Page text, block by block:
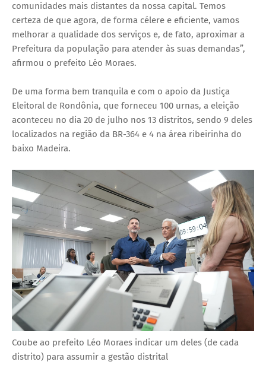
comunidades mais distantes da nossa capital. Temos
certeza de que agora, de forma célere e eficiente, vamos
melhorar a qualidade dos serviços e, de fato, aproximar a
Prefeitura da população para atender às suas demandas”,
afirmou o prefeito Léo Moraes.
De uma forma bem tranquila e com o apoio da Justiça
Eleitoral de Rondônia, que forneceu 100 urnas, a eleição
aconteceu no dia 20 de julho nos 13 distritos, sendo 9 deles
localizados na região da BR-364 e 4 na área ribeirinha do
baixo Madeira.
Coube ao prefeito Léo Moraes indicar um deles (de cada
distrito) para assumir a gestão distrital